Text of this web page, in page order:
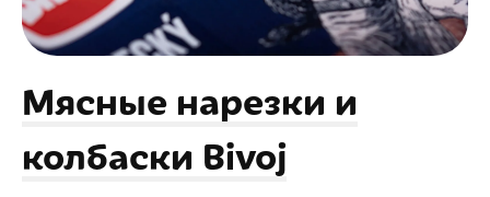
Мясные нарезки и
колбаски Bivoj